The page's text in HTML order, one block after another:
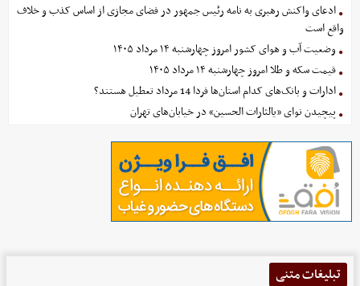
ادعای واکنش رهبری به نامه رئیس جمهور در فضای مجازی از اساس کذب و خلاف
واقع است
وضعیت آب و هوای کشور امروز چهارشنبه ۱۴ مرداد ۱۴۰۵
قیمت سکه و طلا امروز چهارشنبه ۱۴ مرداد ۱۴۰۵
ادارات و بانک‌های کدام استان‌ها فردا 14 مرداد تعطیل هستند؟
پیچیدن نوای «یالثارات الحسین» در خیابان‌های تهران
تبلیغات متنی